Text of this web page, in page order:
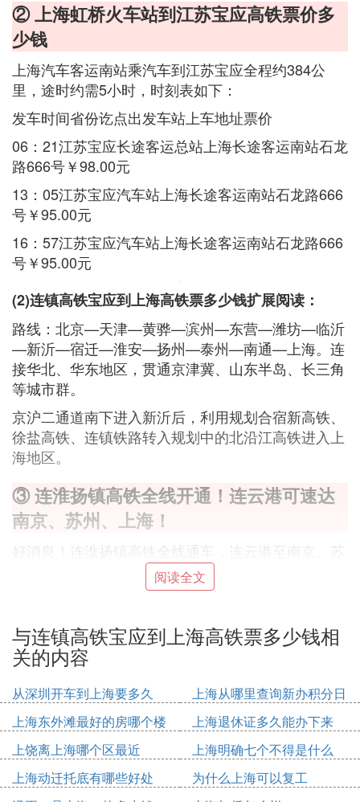
② 上海虹桥火车站到江苏宝应高铁票价多
少钱
上海汽车客运南站乘汽车到江苏宝应全程约384公
里，途时约需5小时，时刻表如下：
发车时间省份讫点出发车站上车地址票价
06：21江苏宝应长途客运总站上海长途客运南站石龙
路666号￥98.00元
13：05江苏宝应汽车站上海长途客运南站石龙路666
号￥95.00元
16：57江苏宝应汽车站上海长途客运南站石龙路666
号￥95.00元
(2)连镇高铁宝应到上海高铁票多少钱扩展阅读：
路线：北京—天津—黄骅—滨州—东营—潍坊—临沂
—新沂—宿迁—淮安—扬州—泰州—南通—上海。连
接华北、华东地区，贯通京津冀、山东半岛、长三角
等城市群。
京沪二通道南下进入新沂后，利用规划合宿新高铁、
徐盐高铁、连镇铁路转入规划中的北沿江高铁进入上
海地区。
③ 连淮扬镇高铁全线开通！连云港可速达
南京、苏州、上海！
好消息！连淮扬镇高铁全线通车，连云港至南京、苏
州、上海只需2小时可达。
铁全线通车。初期，铁路部门每日安排开行17对旅客
列车，主要线路班次包括从扬州东、淮安东开行至长
三角地区和武汉、北京、广州等方向的动车组列车。
连镇高铁开通后，从连云港到扬州、镇江最快仅需1
小时37分、2小时2分，到苏州、上海最快仅需2小时
51分、3小时32分。从南京到宿迁、赣榆仅需2小时1
3分、3小时8分，从淮安到上海最快仅需2小时35
分，从扬州东到上海最快仅需1小时51分，从南京到
阅读全文
与连镇高铁宝应到上海高铁票多少钱相
关的内容
从深圳开车到上海要多久
上海从哪里查询新办积分日
期
上海东外滩最好的房哪个楼
上海退休证多久能办下来
上饶离上海哪个区最近
上海明确七个不得是什么
上海动迁托底有哪些好处
为什么上海可以复工